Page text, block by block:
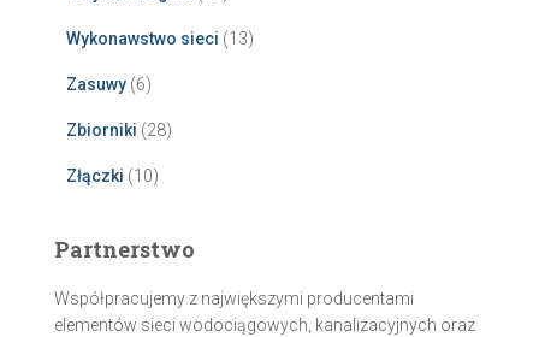
Wykonawstwo sieci (13)
Zasuwy (6)
Zbiorniki (28)
Złączki (10)
Partnerstwo
Współpracujemy z największymi producentami
elementów sieci wodociągowych, kanalizacyjnych oraz